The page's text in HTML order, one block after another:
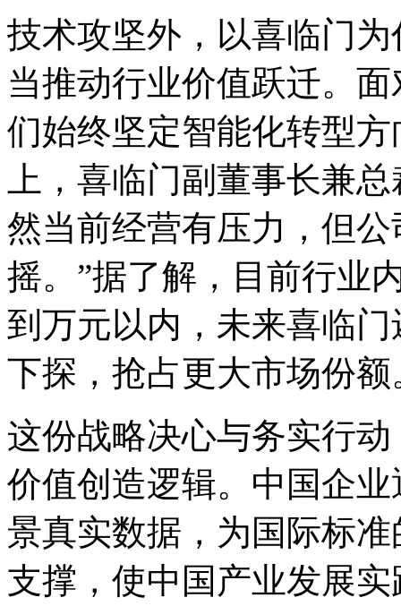
技术攻坚外，以喜临门
当推动行业价值跃迁。
们始终坚定智能化转型
上，喜临门副董事长兼
然当前经营有压力，但
摇。”据了解，目前行业
到万元以内，未来喜临
下探，抢占更大市场份额
这份战略决心与务实行
价值创造逻辑。中国企
景真实数据，为国际标
支撑，使中国产业发展